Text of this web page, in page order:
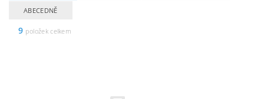
ABECEDNĚ
9 položek celkem